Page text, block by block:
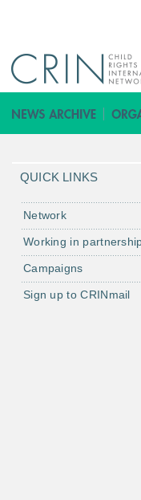
QUICK LINKS
Network
Working in
Campaigns
Sign up to CRINmail